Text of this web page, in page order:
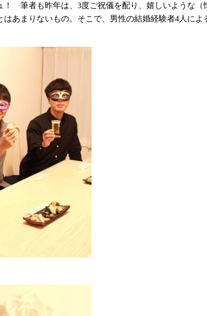
！ 筆者も昨年は、3度ご祝儀を配り、嬉しいような
あまりないもの。そこで、男性の結婚経験者4人に